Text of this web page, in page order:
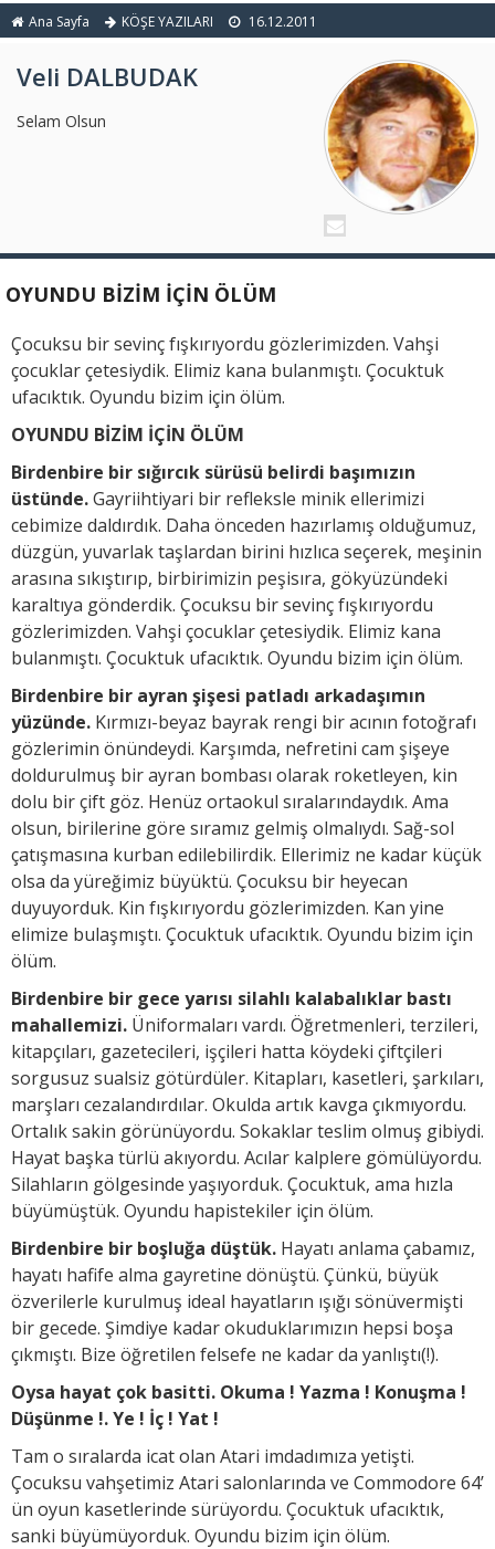
Ana Sayfa KÖŞE YAZILARI 16.12.2011
Veli DALBUDAK
Selam Olsun
OYUNDU BİZİM İÇİN ÖLÜM
Çocuksu bir sevinç fışkırıyordu gözlerimizden. Vahşi
çocuklar çetesiydik. Elimiz kana bulanmıştı. Çocuktuk
ufacıktık. Oyundu bizim için ölüm.
OYUNDU BİZİM İÇİN ÖLÜM
Birdenbire bir sığırcık sürüsü belirdi başımızın
üstünde.Gayriihtiyari bir refleksle minik ellerimizi
cebimize daldırdık. Daha önceden hazırlamış olduğumuz,
düzgün, yuvarlak taşlardan birini hızlıca seçerek, meşinin
arasına sıkıştırıp, birbirimizin peşisıra, gökyüzündeki
karaltıya gönderdik. Çocuksu bir sevinç fışkırıyordu
gözlerimizden. Vahşi çocuklar çetesiydik. Elimiz kana
bulanmıştı. Çocuktuk ufacıktık. Oyundu bizim için ölüm.
Birdenbire bir ayran şişesi patladı arkadaşımın
yüzünde. Kırmızı-beyaz bayrak rengi bir acının fotoğrafı
gözlerimin önündeydi. Karşımda, nefretini cam şişeye
doldurulmuş bir ayran bombası olarak roketleyen, kin
dolu bir çift göz. Henüz ortaokul sıralarındaydık. Ama
olsun, birilerine göre sıramız gelmiş olmalıydı. Sağ-sol
çatışmasına kurban edilebilirdik. Ellerimiz ne kadar küçük
olsa da yüreğimiz büyüktü. Çocuksu bir heyecan
duyuyorduk. Kin fışkırıyordu gözlerimizden. Kan yine
elimize bulaşmıştı. Çocuktuk ufacıktık. Oyundu bizim için
ölüm.
Birdenbire bir gece yarısı silahlı kalabalıklar bastı
mahallemizi. Üniformaları vardı. Öğretmenleri, terzileri,
kitapçıları, gazetecileri, işçileri hatta köydeki çiftçileri
sorgusuz sualsiz götürdüler. Kitapları, kasetleri, şarkıları,
marşları cezalandırdılar. Okulda artık kavga çıkmıyordu.
Ortalık sakin görünüyordu. Sokaklar teslim olmuş gibiydi.
Hayat başka türlü akıyordu. Acılar kalplere gömülüyordu.
Silahların gölgesinde yaşıyorduk. Çocuktuk, ama hızla
büyümüştük. Oyundu hapistekiler için ölüm.
Birdenbire bir boşluğa düştük. Hayatı anlama çabamız,
hayatı hafife alma gayretine dönüştü. Çünkü, büyük
özverilerle kurulmuş ideal hayatların ışığı sönüvermişti
bir gecede. Şimdiye kadar okuduklarımızın hepsi boşa
çıkmıştı. Bize öğretilen felsefe ne kadar da yanlıştı(!).
Oysa hayat çok basitti. Okuma ! Yazma ! Konuşma !
Düşünme !. Ye ! İç ! Yat !
Tam o sıralarda icat olan Atari imdadımıza yetişti.
Çocuksu vahşetimiz Atari salonlarında ve Commodore 64’
ün oyun kasetlerinde sürüyordu. Çocuktuk ufacıktık,
sanki büyümüyorduk. Oyundu bizim için ölüm.